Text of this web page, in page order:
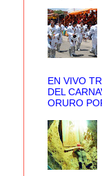
EN VIVO
DEL
ORURO